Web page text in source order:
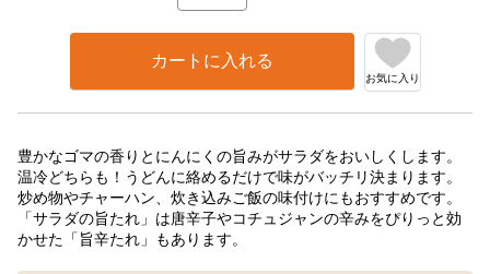
カートに入れる
お気に入り
豊かなゴマの香りとにんにくの旨みがサラダをおいしくします。
温冷どちらも！うどんに絡めるだけで味がバッチリ決まります。
炒め物やチャーハン、炊き込みご飯の味付けにもおすすめです。
「サラダの旨たれ」は唐辛子やコチュジャンの辛みをぴりっと効
かせた 「旨辛たれ」 もあります。